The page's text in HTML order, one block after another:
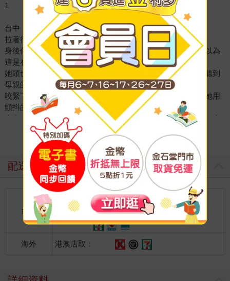
1
台中，八月。
拉著行李箱用力打開門，莫知微的指節還在微微顫抖。
身後傳來母親怒吼的聲音：「妳這樣算什麼？離家出走？妳以為
這是在演戲嗎？」
她頭也不回的走出家門，門「碰」的一聲關上時，她還隱隱聽到
母親的怒吼聲：「現在馬上給我回來！」
咬緊下唇，她拉著匆忙打包的行李箱走往電梯，走進電梯，她用
顫抖的手按下關門鍵。
走出大樓，她急促的往前走，像是要將一切全拋在腦後似的一直
走一直走。
剛入夜，台中的夜晚吹著涼風，路燈照在柏油路上，光線很淡，
像是也不想介入這場突如其來的離家出走。
手機震動個不停，全是母親打來的電話，她索性把手機關機。
心情激動又混亂，憤怒和委屈交雜，有許多想和母親爭辯的話，
但她每說一句母親就回以十句尖銳的咆嘯，夾雜著許多對她的羞
強烈的憤怒和委屈全梗在胸口，她再也說不出話，取而代之的是
強烈的逃離衝動。
發了瘋似的拿出行李箱胡亂塞了些換洗衣物跟重要物品，她無視
母親的怒吼奪門而出。
不要再忍受下去了！再也不要了！
看更多
配送方式
台灣
國內宅配：本島、離島
到店取貨：
不限金額免運費
海外 港澳店取：